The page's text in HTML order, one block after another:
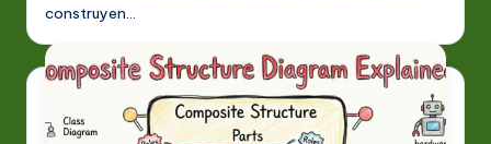
construyen…